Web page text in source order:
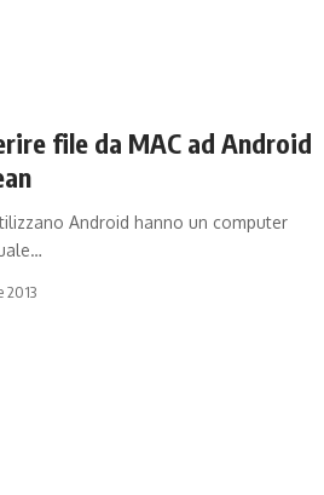
file da MAC ad Android
Android hanno un computer
2013